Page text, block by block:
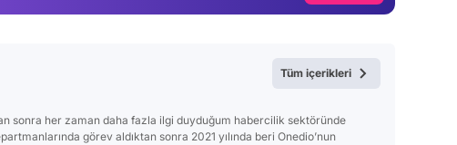
sonra her zaman daha fazla ilgi duyduğum habercilik sektöründe
görev aldıktan sonra 2021 yılında beri Onedio’nun
Tüm içerikleri